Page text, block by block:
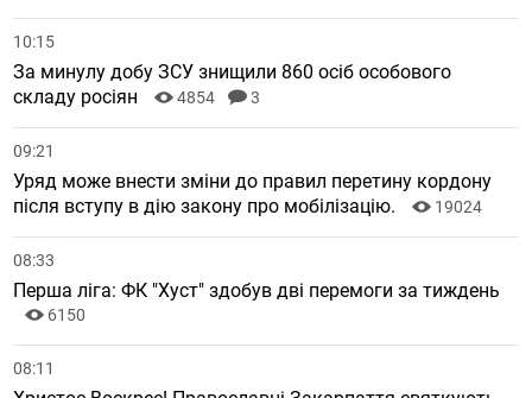
10:15
За минулу добу ЗСУ знищили 860 осіб особового
складу росіян
4854 3
09:21
Уряд може внести зміни до правил перетину кордону
після вступу в дію закону про мобілізацію.
19024
08:33
Перша ліга: ФК "Хуст" здобув дві перемоги за тиждень
6150
08:11